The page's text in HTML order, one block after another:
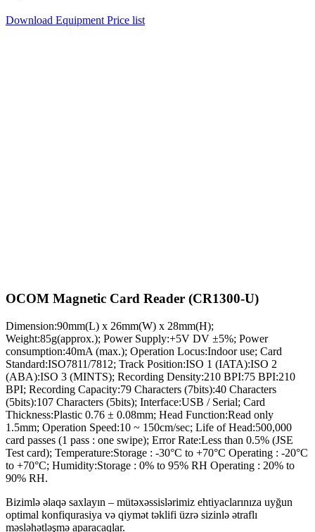
Download Equipment Price list
OCOM Magnetic Card Reader (CR1300-U)
Dimension:90mm(L) x 26mm(W) x 28mm(H);
Weight:85g(approx.); Power Supply:+5V DV ±5%; Power
consumption:40mA (max.); Operation Locus:Indoor use; Card
Standard:ISO7811/7812; Track Position:ISO 1 (IATA):ISO 2
(ABA):ISO 3 (MINTS); Recording Density:210 BPI:75 BPI:210
BPI; Recording Capacity:79 Characters (7bits):40 Characters
(5bits):107 Characters (5bits); Interface:USB / Serial; Card
Thickness:Plastic 0.76 ± 0.08mm; Head Function:Read only
1.5mm; Operation Speed:10 ~ 150cm/sec; Life of Head:500,000
card passes (1 pass : one swipe); Error Rate:Less than 0.5% (JSE
Test card); Temperature:Storage : -30°C to +70°C Operating : -20°C
to +70°C; Humidity:Storage : 0% to 95% RH Operating : 20% to
90% RH.
Bizimlə əlaqə saxlayın – mütəxəssislərimiz ehtiyaclarınıza uyğun
optimal konfiqurasiya və qiymət təklifi üzrə sizinlə ətraflı
məsləhətləşmə aparacaqlar.